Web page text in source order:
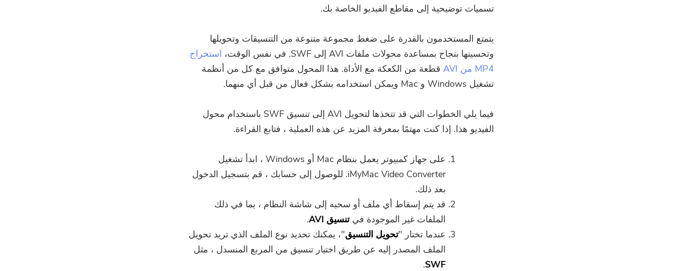
تسميات توضيحية إلى مقاطع الفيديو الخاصة بك.
يتمتع المستخدمون بالقدرة على ضغط مجموعة متنوعة من التنسيقات وتحويلها
وتحسينها بنجاح بمساعدة محولات ملفات AVI إلى SWF. في نفس الوقت،
استخراج
MP4 من AVI
قطعة من الكعكة مع الأداة. هذا المحول متوافق مع كل من أنظمة
تشغيل Windows و Mac ويمكن استخدامه بشكل فعال من قبل أي منهما.
فيما يلي الخطوات التي قد تتخذها لتحويل AVI إلى تنسيق SWF باستخدام محول
الفيديو هذا. إذا كنت مهتمًا بمعرفة المزيد عن هذه العملية ، فتابع القراءة.
على جهاز كمبيوتر يعمل بنظام Mac أو Windows ، ابدأ تشغيل
iMyMac Video Converter. للوصول إلى حسابك ، قم بتسجيل الدخول
بعد ذلك.
قد يتم إسقاط أي ملف أو سحبه إلى شاشة النظام ، بما في ذلك
الملفات غير الموجودة فيتنسيق AVI
.
عندما تختار "تحويل التنسيق"، يمكنك تحديد نوع الملف الذي تريد تحويل
الملف المصدر إليه عن طريق اختيار تنسيق من المربع المنسدل ، مثل
SWF
.